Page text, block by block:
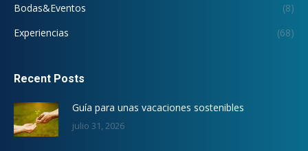
Bodas&Eventos
(8)
Experiencias
(68)
Recent Posts
Guía para unas vacaciones sostenibles
julio 31, 2026